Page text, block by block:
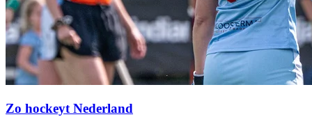
Zo hockeyt Nederland